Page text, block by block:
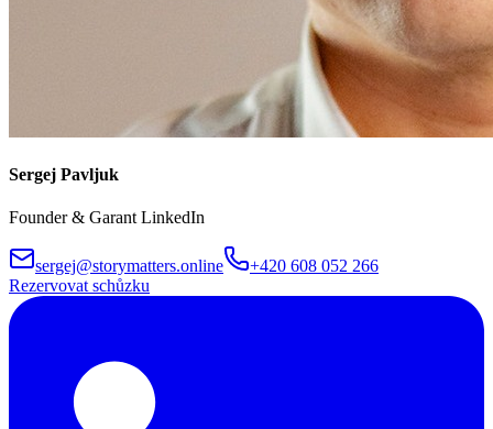
Sergej Pavljuk
Founder & Garant LinkedIn
sergej@storymatters.online
+420 608 052 266
Rezervovat schůzku